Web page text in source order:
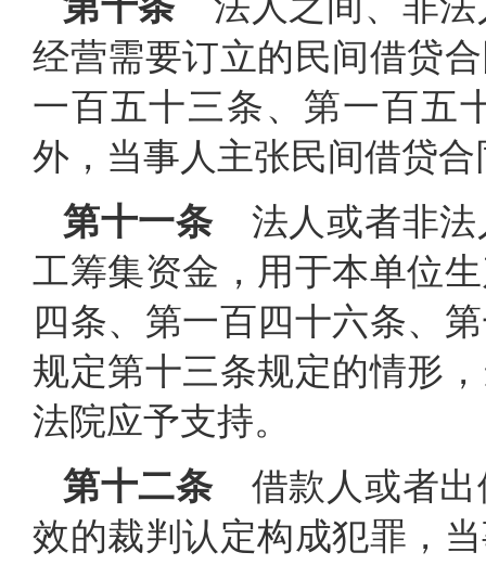
经营需要订立的民间借贷
一百五十三条、第一百五
外，当事人主张民间借贷
第十一条法人或者非法
工筹集资金，用于本单位
四条、第一百四十六条、
规定第十三条规定的情形
法院应予支持。
第十二条借款人或者出
效的裁判认定构成犯罪，